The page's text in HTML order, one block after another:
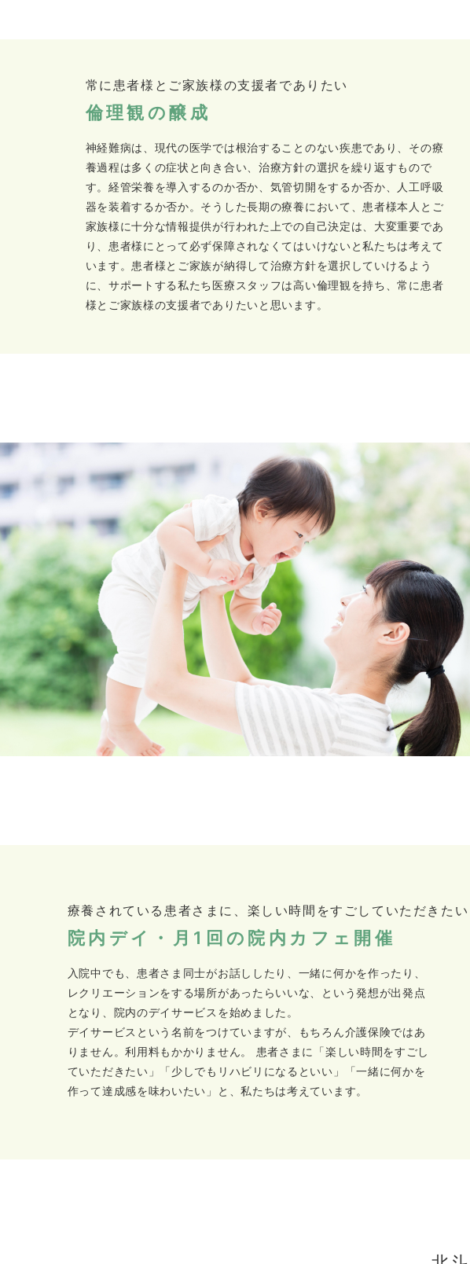
常に患者様とご家族様の支援者でありたい
倫理観の醸成
神経難病は、現代の医学では根治することのない疾患であり、その療
養過程は多くの症状と向き合い、治療方針の選択を繰り返すもので
す。経管栄養を導入するのか否か、気管切開をするか否か、人工呼吸
器を装着するか否か。そうした長期の療養において、患者様本人とご
家族様に十分な情報提供が行われた上での自己決定は、大変重要であ
り、患者様にとって必ず保障されなくてはいけないと私たちは考えて
います。患者様とご家族が納得して治療方針を選択していけるよう
に、サポートする私たち医療スタッフは高い倫理観を持ち、常に患者
様とご家族様の支援者でありたいと思います。
療養されている患者さまに、楽しい時間をすごしていただきたい
院内デイ・月1回の院内カフェ開催
入院中でも、患者さま同士がお話ししたり、一緒に何かを作ったり、
レクリエーションをする場所があったらいいな、という発想が出発点
となり、院内のデイサービスを始めました。
デイサービスという名前をつけていますが、もちろん介護保険ではあ
りません。利用料もかかりません。 患者さまに「楽しい時間をすごし
ていただきたい」「少しでもリハビリになるといい」「一緒に何かを
作って達成感を味わいたい」と、私たちは考えています。